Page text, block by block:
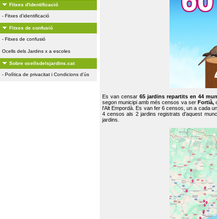
Fitxes d'identificació
- Fitxes d'identificació
Fitxes de confusió
- Fitxes de confusió
Ocells dels Jardins x a escoles
Sobre ocellsdelsjardins.cat
- Política de privacitat i Condicions d'ús
Es van censar65 jardins repartits en 44
segon municipi amb més censos va ser Fortià,
l'Alt Empordà. Es van fer 6 censos, un a cada
4 censos als 2 jardins registrats d'aquest
jardins.